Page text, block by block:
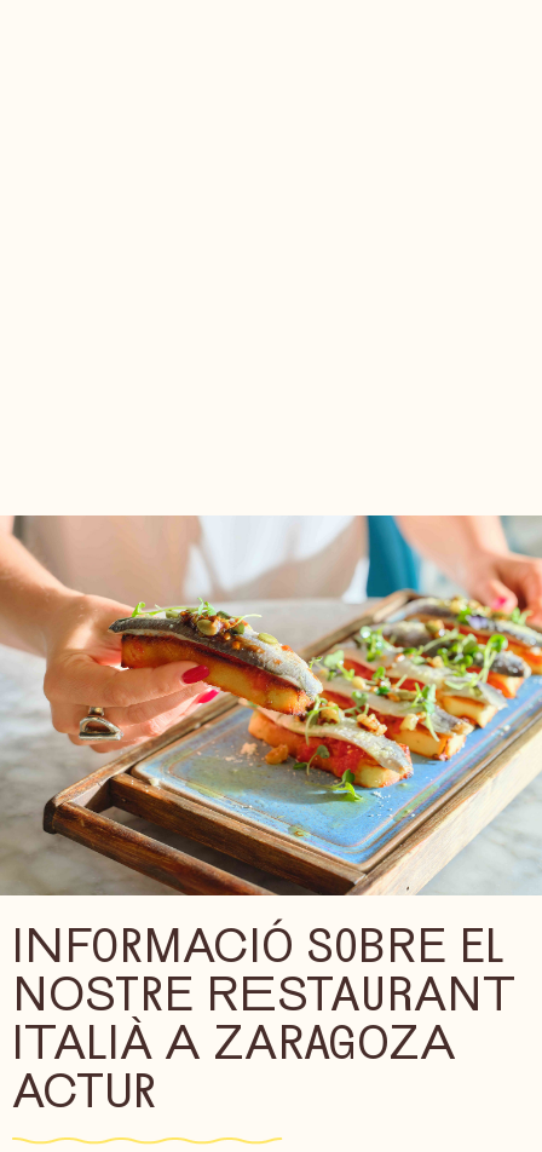
INFORMACIÓ SOBRE EL
NOSTRE RESTAURANT
ITALIÀ A ZARAGOZA
ACTUR